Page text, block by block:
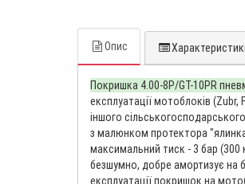
Опис
Покришка 4.00-8P/GT-10PR
експлуатації мотоблоків
іншого
з малюнком протектора
максимальний тиск - 3 бар (300
безшумно, добре амортизує на
експлуатації покришок на